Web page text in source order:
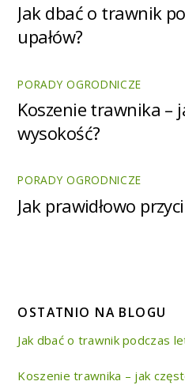
Jak dbać o trawnik
upałów?
PORADY OGRODNICZE
Koszenie trawnika –
wysokość?
PORADY OGRODNICZE
Jak prawidłowo
OSTATNIO NA BLOGU
Jak dbać o trawnik podczas
Koszenie trawnika – jak